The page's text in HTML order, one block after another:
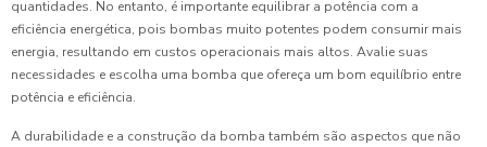
quantidades. No entanto, é importante equilibrar a potência com a
eficiência energética, pois bombas muito potentes podem consumir mais
energia, resultando em custos operacionais mais altos. Avalie suas
necessidades e escolha uma bomba que ofereça um bom equilíbrio entre
potência e eficiência.
A durabilidade e a construção da bomba também são aspectos que não